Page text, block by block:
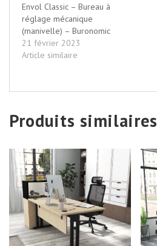
Envol Classic – Bureau à
réglage mécanique
(manivelle) – Buronomic
21 février 2023
Article similaire
Produits similaires